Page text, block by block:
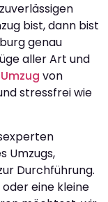
bist, dann bist
genau
aller Art und
von
stressfrei wie
Umzugs,
Durchführung.
eine kleine